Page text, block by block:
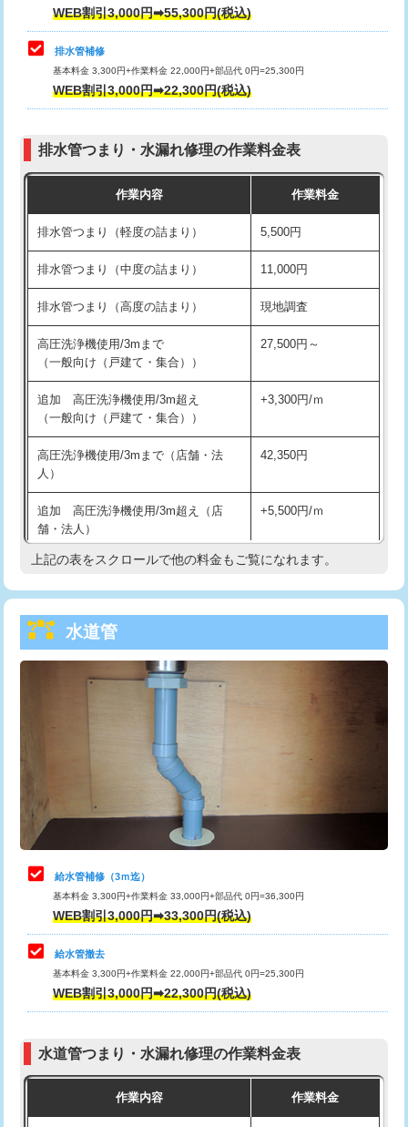
コンクリート斫り（厚さ10㎝超え）
モルタル補修（厚さ10㎝まで）
モルタル補修（厚さ10㎝超え）
追加人工 16,500円
現場見積
※給水管工事は20mmまでの価格です。
交換・取付(混合水栓（壁付・デッキ
式・ワンホール）)
16,500円+材料費
交換・取付(排水栓・排水トラップ
交換・取付（その他部品） 11,000円+材料費
持込商品取付（単水栓） 13,200円
持込商品取付（混合水栓） 16,500円
持込商品取付（浄水器・分岐水栓） 16,500円
給水管工事※（ホール加工) 16,500円
給水管工事※（バンド止め) 3,300円
給水管工事※（支持金具設置)
給水管工事※（保温材使用（バンド止
め込み）)
5,500円
給水管工事※（土の掘削・埋め戻し作
業)
11,000円
給水管工事※（塩ビ管（VP・HI）使
用/3ｍまで)
33,000円
給水管工事※（塩ビ管（VP・HI）使
+8,800円
給水管工事※（ライニング鋼管・銅
管・ポリ管・HT管使用/3ｍまで)
給水管工事※（ライニング鋼管・銅
管・ポリ管・HT管使用/3ｍ超え)
排水管工事（土の掘削・埋め戻し作
11,000円~
排水管工事（排水管工事/3ｍまで） 55,000円
排水管工事（追加 排水管工事/3ｍ超
マス交換（土の掘削・埋め戻し作業）
マス交換（深さ50㎝未満）
マス交換（深さ50㎝以上）
コンクリート斫り（厚さ10㎝まで）
モルタル補修（厚さ10㎝超え） 38,500円
WEB割引3,000円➡55,300円(税込)
排水管補修
基本料金 3,300円+作業料金 22,000円+部品代 0円=25,300円
WEB割引3,000円➡22,300円(税込)
排水管つまり・水漏れ修理の作業料金表
作業内容 作業料金
排水管つまり（軽度の詰まり） 5,500円
排水管つまり（中度の詰まり） 11,000円
排水管つまり（高度の詰まり） 現地調査
高圧洗浄機使用/3mまで
（一般向け（戸建て・集合））
27,500円～
追加 高圧洗浄機使用/3m超え
（一般向け（戸建て・集合））
+3,300円/ｍ
高圧洗浄機使用/3mまで（店舗・法
人）
42,350円
追加 高圧洗浄機使用/3m超え（店
舗・法人）
+5,500円/ｍ
高度高圧洗浄換 現地調査
トーラー機使用/3mまで
追加トーラー機使用/3m超え
33,000円
8,800円
止水・漏水調査・防水処理・清掃・修
理・調整・分解・加工など（軽作業）
11,000円
止水・漏水調査・防水処理・清掃・修
理・調整・分解・加工など（中作業）
止水・漏水調査・防水処理・清掃・修
理・調整・分解・加工など（重作業）
33,000円
その他部品の脱着
交換・取付（タンク）
式）)
式・ワンホール）)
上記の表をスクロールで他の料金もご覧になれます。
水道管
給水管補修（3ｍ迄）
基本料金 3,300円+作業料金 33,000円+部品代 0円=36,300円
WEB割引3,000円➡33,300円(税込)
給水管撤去
基本料金 3,300円+作業料金 22,000円+部品代 0円=25,300円
WEB割引3,000円➡22,300円(税込)
水道管つまり・水漏れ修理の作業料金表
作業内容 作業料金